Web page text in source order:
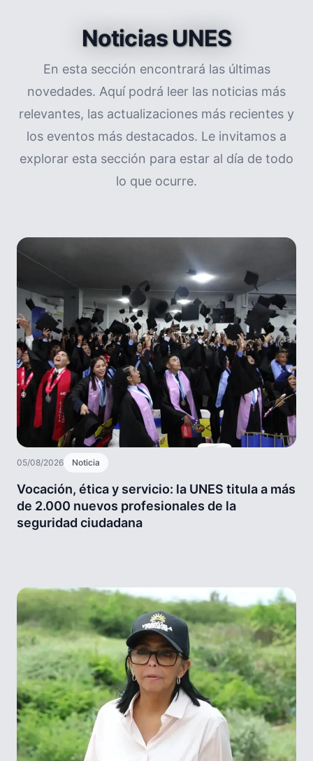
Noticias UNES
En esta sección encontrará las últimas
novedades. Aquí podrá leer las noticias más
relevantes, las actualizaciones más recientes y
los eventos más destacados. Le invitamos a
explorar esta sección para estar al día de todo
lo que ocurre.
05/08/2026 Noticia
Vocación, ética y servicio: la UNES titula a más
de 2.000 nuevos profesionales de la
seguridad ciudadana